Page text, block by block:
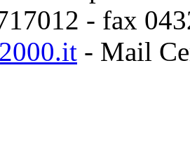
- fax
- Mail